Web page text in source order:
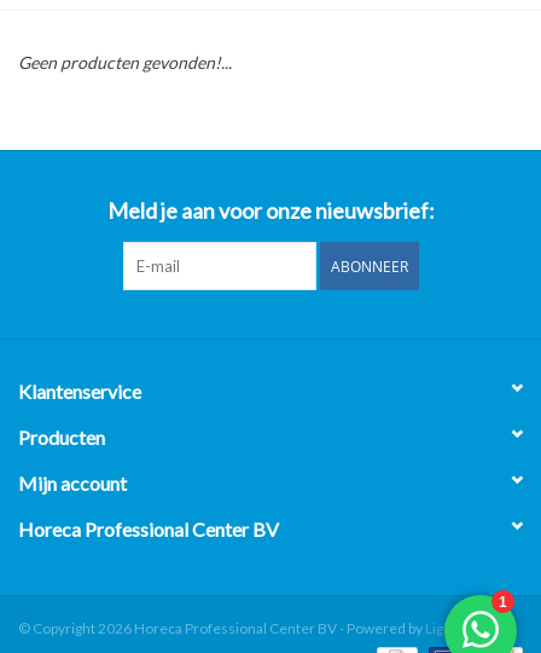
Over ons
Geen producten gevonden!...
Meld je aan voor onze nieuwsbrief:
ABONNEER
Klantenservice
Producten
Mijn account
Horeca Professional Center BV
© Copyright 2026 Horeca Professional Center BV - Powered by Lightspeed